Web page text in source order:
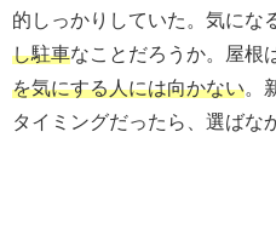
的しっかりしていた。気にな
し駐車なことだろうか。屋根
を気にする人には向かない。
タイミングだったら、選ばな